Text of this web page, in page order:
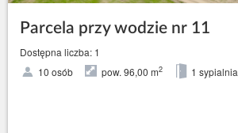
Parcela przy wodzie nr 11
Dostępna liczba: 1
10 osób
pow. 96,00 m2 1 sypialnia